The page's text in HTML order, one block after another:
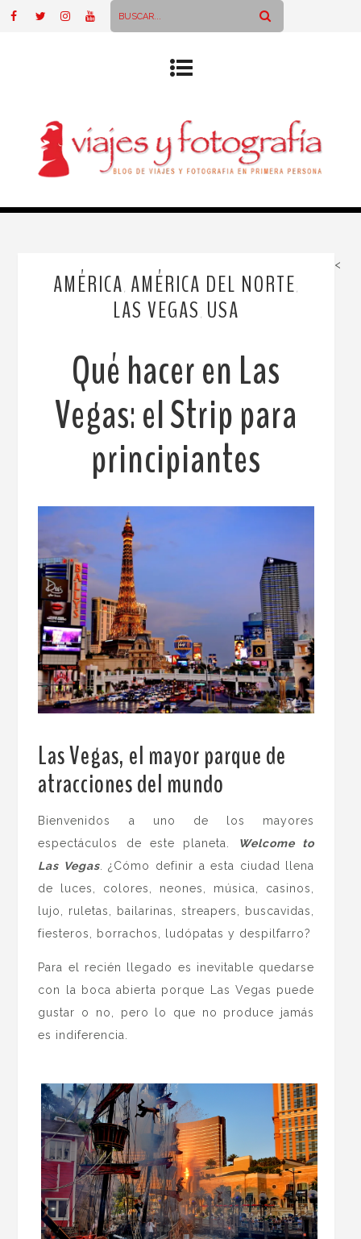
AMÉRICA AMÉRICA DEL NORTE
LAS VEGAS USA
Qué hacer en Las
Vegas: el Strip para
principiantes
Las Vegas, el mayor parque de
atracciones del mundo
Bienvenidos a uno de los mayores
espectáculos de este planeta.
Welcome to
Las Vegas. ¿Cómo definir a esta ciudad llena
de luces, colores, neones, música, casinos,
lujo, ruletas, bailarinas, streapers, buscavidas,
fiesteros, borrachos, ludópatas y despilfarro?
Para el recién llegado es inevitable quedarse
con la boca abierta porque Las Vegas puede
gustar o no, pero lo que no produce jamás
es indiferencia.
<